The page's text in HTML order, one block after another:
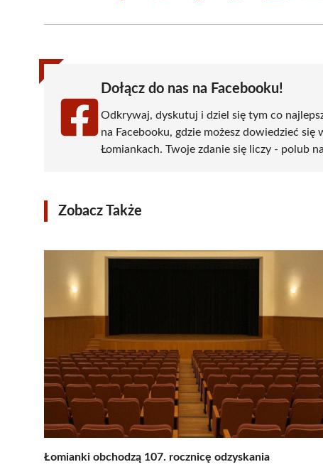
(Twitter)
Dołącz do nas na Facebooku!
Odkrywaj, dyskutuj i dziel się tym co
na Facebooku, gdzie możesz dowiedzieć
Łomiankach. Twoje zdanie się liczy - polub
Zobacz Także
Łomianki obchodzą 107. rocznicę odzyskania